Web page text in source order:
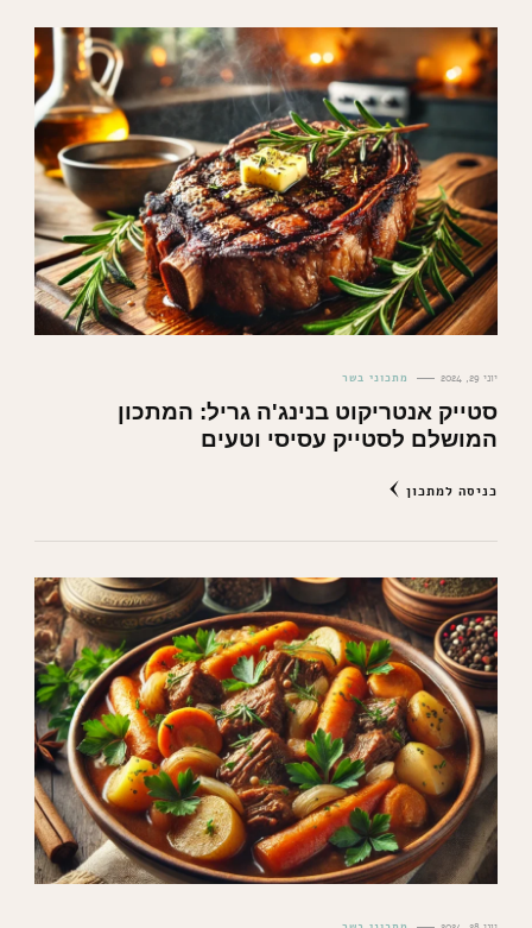
יוני 29, 2024 מתכוני בשר
סטייק אנטריקוט בנינג'ה גריל: המתכון
המושלם לסטייק עסיסי וטעים
כניסה למתכון